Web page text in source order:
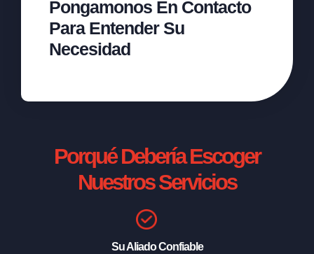
Pongamonos En Contacto
Para Entender Su
Necesidad
Porqué Debería Escoger
Nuestros Servicios
Su Aliado Confiable